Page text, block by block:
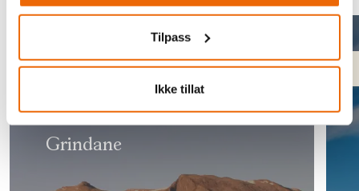
Tilpass
Ikke tillat
Fjelltur
Grindane